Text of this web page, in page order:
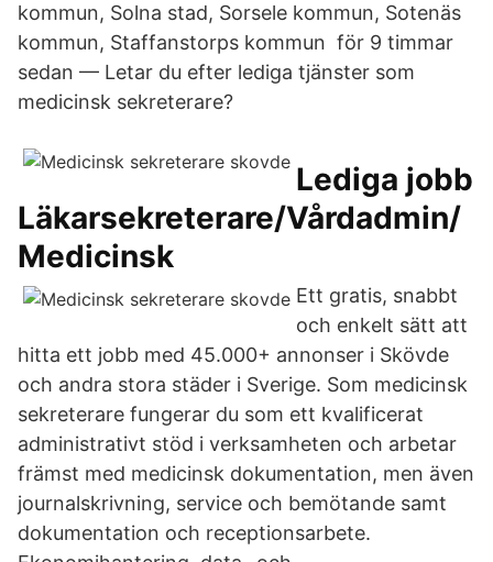
kommun, Solna stad, Sorsele kommun, Sotenäs
kommun, Staffanstorps kommun​ för 9 timmar
sedan — Letar du efter lediga tjänster som
medicinsk sekreterare?
Lediga jobb
Läkarsekreterare/Vårdadmin/
Medicinsk
Ett gratis, snabbt
och enkelt sätt att
hitta ett jobb med 45.000+ annonser i Skövde
och andra stora städer i Sverige. Som medicinsk
sekreterare fungerar du som ett kvalificerat
administrativt stöd i verksamheten och arbetar
främst med medicinsk dokumentation, men även
journalskrivning, service och bemötande samt
dokumentation och receptionsarbete.